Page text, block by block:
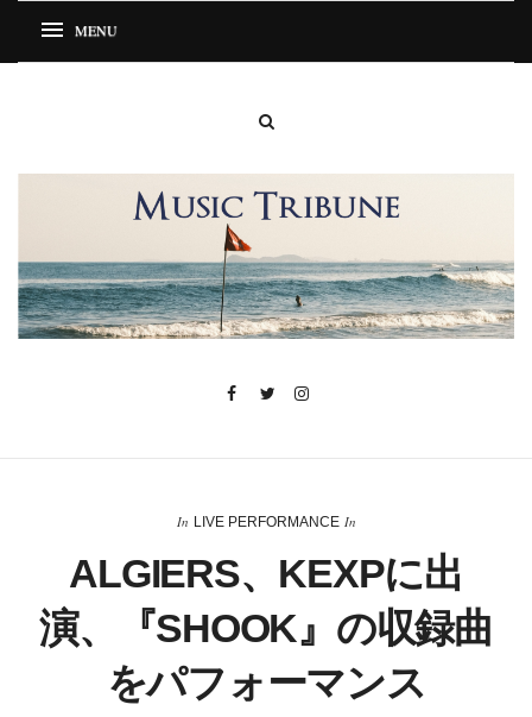
In LIVE PERFORMANCE In
ALGIERS、KEXPに出
演、『SHOOK』の収録曲
をパフォーマンス